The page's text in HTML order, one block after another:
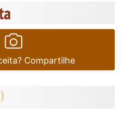
Compartilhe